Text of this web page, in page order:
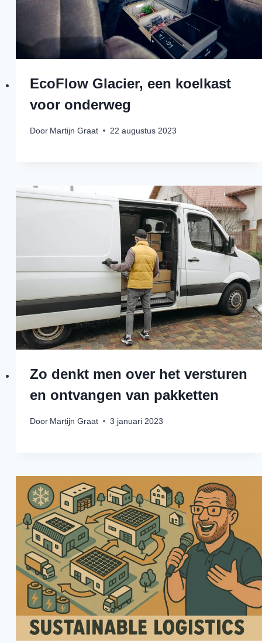
EcoFlow Glacier, een koelkast
voor onderweg
Door Martijn Graat 22 augustus 2023
Zo denkt men over het versturen
en ontvangen van pakketten
Door Martijn Graat 3 januari 2023